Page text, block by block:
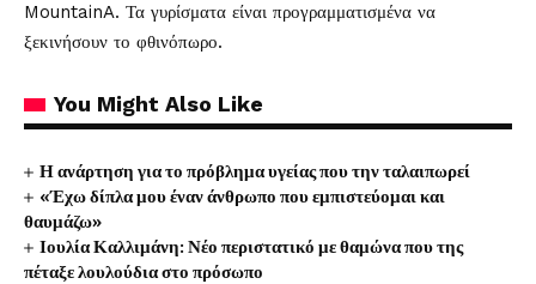
MountainA. Τα γυρίσματα είναι προγραμματισμένα να
ξεκινήσουν το φθινόπωρο.
You Might Also Like
Η ανάρτηση για το πρόβλημα υγείας που την ταλαιπωρεί
«Έχω δίπλα μου έναν άνθρωπο που εμπιστεύομαι και
θαυμάζω»
Ιουλία Καλλιμάνη: Νέο περιστατικό με θαμώνα που της
πέταξε λουλούδια στο πρόσωπο